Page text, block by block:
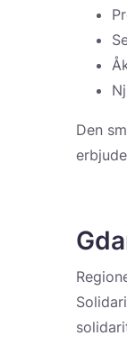
Den